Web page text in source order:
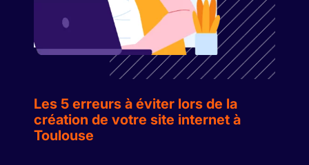
Les 5 erreurs à éviter lors de la
création de votre site internet à
Toulouse